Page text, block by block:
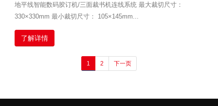
地平线智能数码胶订机/三面裁书机连线系统 最大裁切尺寸：
330×330mm 最小裁切尺寸： 105×145mm...
了解详情
1 2 下一页